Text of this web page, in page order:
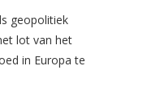
geopolitiek
lot van het
in Europa te